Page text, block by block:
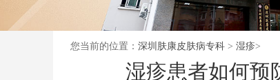
您当前的位置： 深圳肤康皮肤病专科 > 湿疹>
湿疹患者如何预